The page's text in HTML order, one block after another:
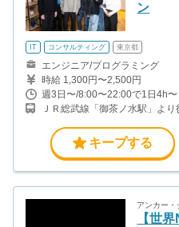
ン
IT コンサルティング 東京都
エンジニア/プログラミング
時給 1,300円〜2,500円
週3日〜/8:00〜22:00で1日4h〜
ＪＲ総武線「御茶ノ水駅」よ
水駅」より徒歩6分
キープする
アンカー
【世